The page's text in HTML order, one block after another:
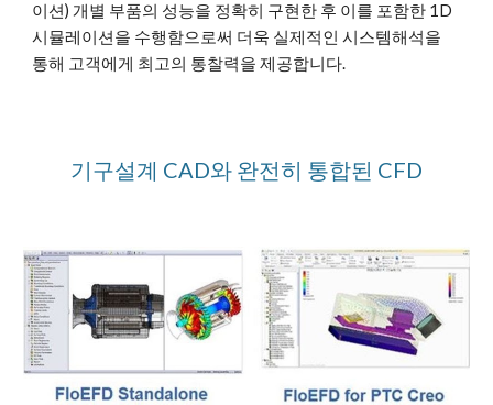
이션) 개별 부품의 성능을 정확히 구현한 후 이를 포함한 1D
시뮬레이션을 수행함으로써 더욱 실제적인 시스템해석을
통해 고객에게 최고의 통찰력을 제공합니다.
기구설계 CAD와 완전히 통합된 CFD